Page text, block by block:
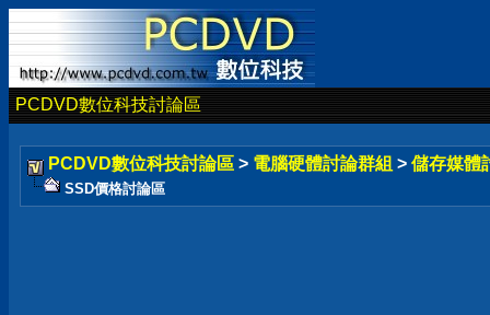
PCDVD數位科技討論區
PCDVD數位科技討論區 > 電腦硬體討論群組 > 儲存媒體
SSD價格討論區